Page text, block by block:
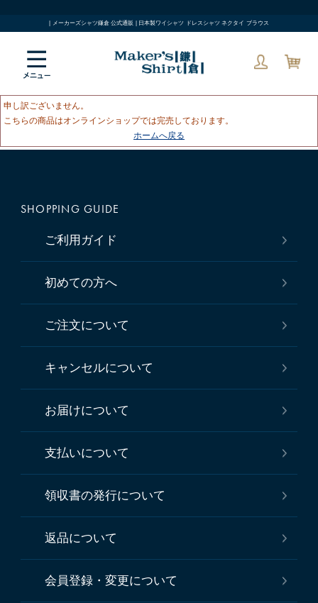
| メーカーズシャツ鎌倉 公式通販 | 日本製ワイシャツ ドレスシャツ ネクタイ ブラウス
申し訳ございません。
こちらの商品はオンラインショップでは完売しております。
ホームへ戻る
SHOPPING GUIDE
ご利用ガイド
初めての方へ
ご注文について
キャンセルについて
お届けについて
支払いについて
領収書の発行について
返品について
会員登録・変更について